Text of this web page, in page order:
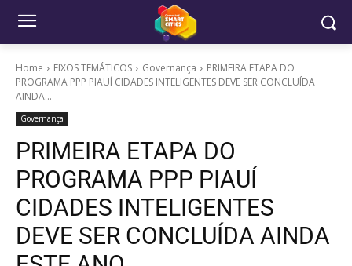
Home EIXOS TEMÁTICOS Governança
PRIMEIRA ETAPA DO
PROGRAMA PPP PIAUÍ CIDADES INTELIGENTES DEVE SER CONCLUÍDA
AINDA...
Governança
PRIMEIRA ETAPA DO
PROGRAMA PPP PIAUÍ
CIDADES INTELIGENTES
DEVE SER CONCLUÍDA AINDA